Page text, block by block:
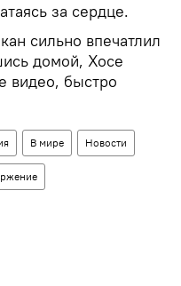
за сердце.
сильно впечатлил
домой, Хосе
видео, быстро
В мире Новости